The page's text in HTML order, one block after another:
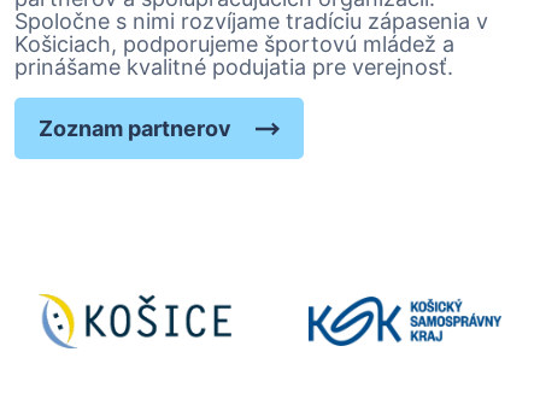
Spoločne s nimi rozvíjame tradíciu zápasenia v
Košiciach, podporujeme športovú mládež a
prinášame kvalitné podujatia pre verejnosť.
Zoznam partnerov